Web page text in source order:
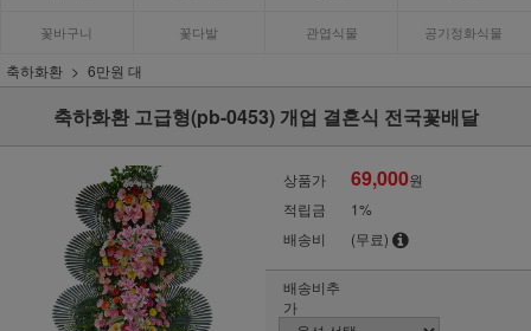
꽃바구니 꽃다발 관엽식물 공기정화식물
축하화환 6만원 대
축하화환 고급형(pb-0453) 개업 결혼식 전국꽃배달
상품가 69,000원
적립금
1%
배송비
(무료)
배송비추
가